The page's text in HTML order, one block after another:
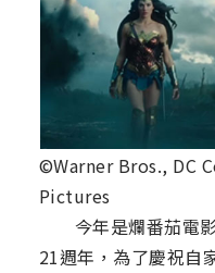
©Warner Bros., DC
Pictures
今年是爛番茄電影
21週年，為了慶祝自